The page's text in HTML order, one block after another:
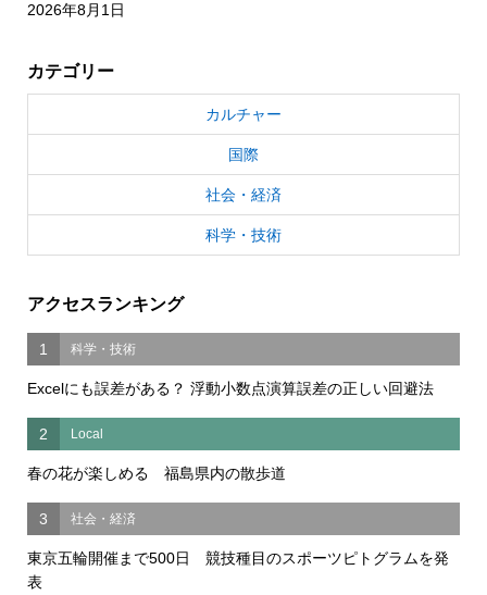
2026年8月1日
カテゴリー
カルチャー
国際
社会・経済
科学・技術
アクセスランキング
1 科学・技術
Excelにも誤差がある？ 浮動小数点演算誤差の正しい回避法
2 Local
春の花が楽しめる 福島県内の散歩道
3 社会・経済
東京五輪開催まで500日 競技種目のスポーツピトグラムを発
表